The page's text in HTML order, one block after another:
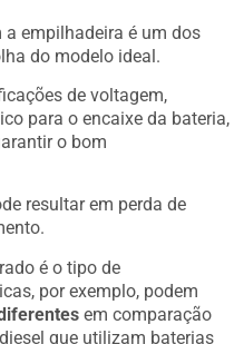
empilhadeira é um dos
do modelo ideal.
de voltagem,
para o encaixe da bateria,
o bom
resultar em perda de
é o tipo de
por exemplo, podem
em comparação
que utilizam baterias